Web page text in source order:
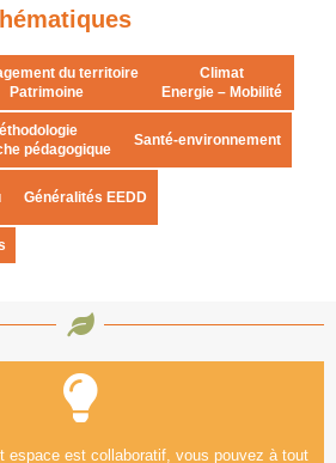
du territoire
Patrimoine
Climat
Energie – Mobilité
pédagogique
Santé-environnement
Généralités EEDD
espace est collaboratif, vous pouvez à tout